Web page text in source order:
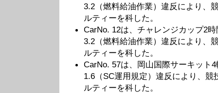
3.2（燃料給油作業）違反により、
ルティーを科した。
CarNo. 12は、チャレンジカップ2
3.2（燃料給油作業）違反により、
ルティーを科した。
CarNo. 57は、岡山国際サーキット
1.6（SC運用規定）違反により、
ルティーを科した。